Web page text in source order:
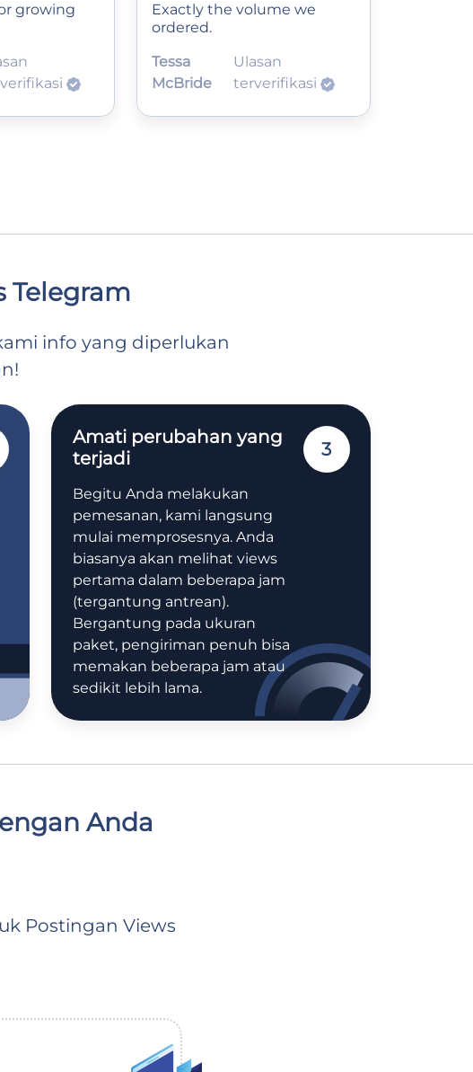
growing
Exactly the volume we
ordered.
Tessa
McBride
Ulasan
terverifikasi
Telegram
info yang diperlukan
Amati perubahan yang
terjadi
Begitu Anda melakukan
pemesanan, kami langsung
mulai memprosesnya. Anda
biasanya akan melihat views
pertama dalam beberapa jam
(tergantung antrean).
Bergantung pada ukuran
paket, pengiriman penuh bisa
memakan beberapa jam atau
sedikit lebih lama.
3
Anda
Postingan Views